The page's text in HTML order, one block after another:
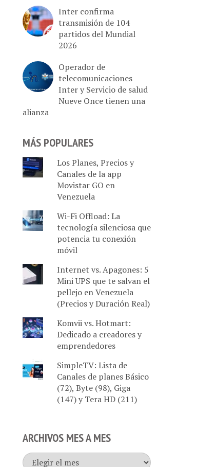
Inter confirma
transmisión de 104
partidos del Mundial
2026
Operador de
telecomunicaciones
Inter y Servicio de salud
Nueve Once tienen una
alianza
MÁS POPULARES
Los Planes, Precios y
Canales de la app
Movistar GO en
Venezuela
Wi-Fi Offload: La
tecnología silenciosa que
potencia tu conexión
móvil
Internet vs. Apagones: 5
Mini UPS que te salvan el
pellejo en Venezuela
(Precios y Duración Real)
Komvii vs. Hotmart:
Dedicado a creadores y
emprendedores
SimpleTV: Lista de
Canales de planes Básico
(72), Byte (98), Giga
(147) y Tera HD (211)
ARCHIVOS MES A MES
Archivos